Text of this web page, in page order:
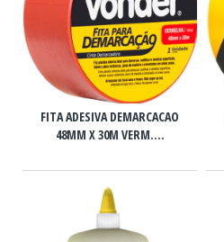
FITA ADESIVA DEMARCACAO
48MM X 30M VERM....